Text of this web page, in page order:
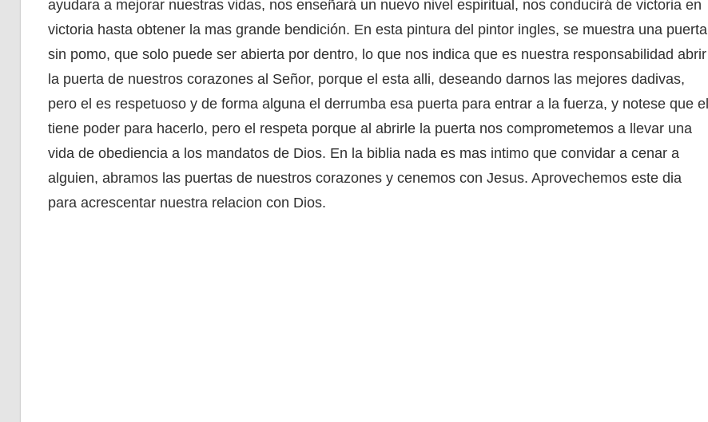
ayudara a mejorar nuestras vidas, nos enseñará un nuevo nivel espiritual, nos conducirá de victoria en
victoria hasta obtener la mas grande bendición. En esta pintura del pintor ingles, se muestra una puerta
sin pomo, que solo puede ser abierta por dentro, lo que nos indica que es nuestra responsabilidad abrir
la puerta de nuestros corazones al Señor, porque el esta alli, deseando darnos las mejores dadivas,
pero el es respetuoso y de forma alguna el derrumba esa puerta para entrar a la fuerza, y notese que el
tiene poder para hacerlo, pero el respeta porque al abrirle la puerta nos comprometemos a llevar una
vida de obediencia a los mandatos de Dios. En la biblia nada es mas intimo que convidar a cenar a
alguien, abramos las puertas de nuestros corazones y cenemos con Jesus. Aprovechemos este dia
para acrescentar nuestra relacion con Dios.